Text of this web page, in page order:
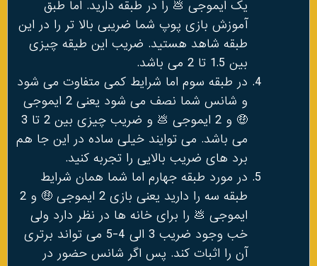
یک ایموجی 💩 را در طبقه دارید. اما طبق
آموزش بازی پوپ شما ضریبی بالا تر را در این
طبقه شاهد هستید. ضریب این طیقه چیزی
بین 1.5 تا 2 می باشد.
در طبقه سوم اما شرایط کمی متفاوت می شود
و شانس شما نصف می شود یعنی 2 ایموجی
🤑 و 2 ایموجی 💩 و ضریب چیزی بین 2 تا 3
می باشد. می توایند خیلی ساده در این جا هم
برد های ضریب بالایی را تجربه کنید.
در مورد طبقه جهارم اما شما همان شرایط
طبقه سه را دارید یعنی بازی 2 ایموجی 🤑 و 2
ایموجی 💩 را برای خانه ها در نظر دارد ولی
خب وجود ضریب 3 الی 4-5 می تواند برتری
آن را اثبات کند. پس اگر شانس حضور در